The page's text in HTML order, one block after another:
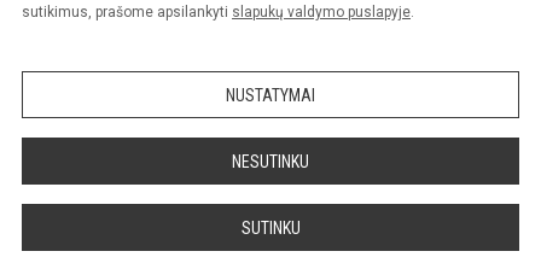
sutikimus, prašome apsilankyti slapukų valdymo puslapyje.
NUSTATYMAI
NESUTINKU
SUTINKU
Sumanus būdas atnaujinti